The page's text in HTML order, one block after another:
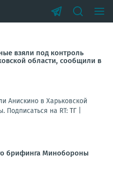
взяли под контроль
области, сообщили в
Анискино в Харьковской
Подписаться на RT: ТГ
брифинга Минобороны